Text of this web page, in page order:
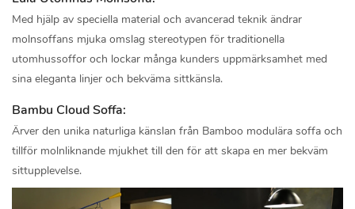
Med hjälp av speciella material och avancerad teknik ändrar
molnsoffans mjuka omslag stereotypen för traditionella
utomhussoffor och lockar många kunders uppmärksamhet med
sina eleganta linjer och bekväma sittkänsla.
Bambu Cloud Soffa:
Ärver den unika naturliga känslan från Bamboo modulära soffa och
tillför molnliknande mjukhet till den för att skapa en mer bekväm
sittupplevelse.